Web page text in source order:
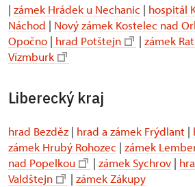
| zámek Hrádek u Nechanic | hospitál
Náchod | Nový zámek Kostelec nad
Opočno | hrad Potštejn | zámek
Vízmburk
Liberecký kraj
hrad Bezděz | hrad a zámek Frýdlant |
zámek Hrubý Rohozec | zámek
nad Popelkou
| zámek Sychrov |
Valdštejn
| zámek Zákupy